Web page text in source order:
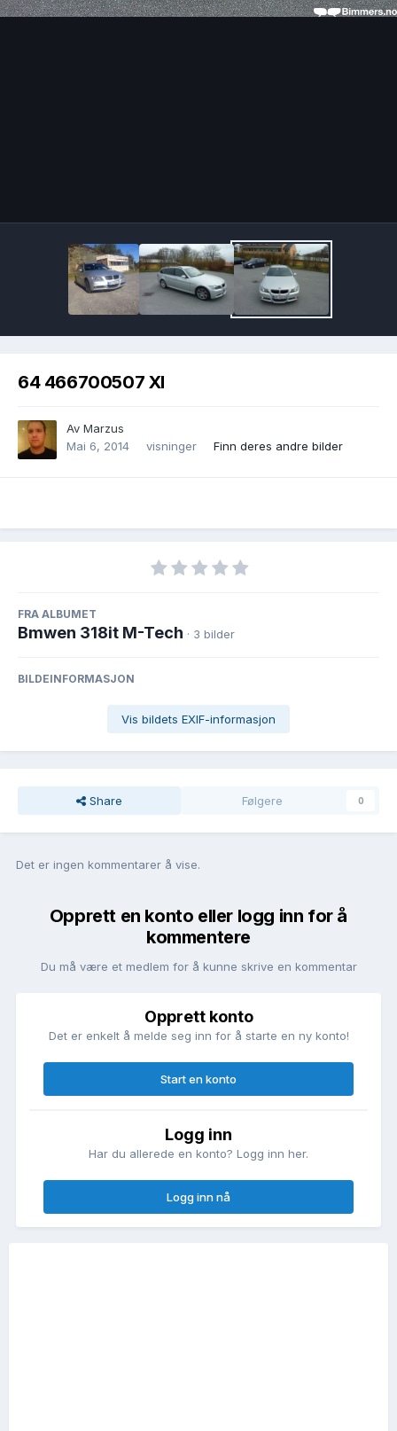
64 466700507 Xl
Av Marzus
Mai 6, 2014
visninger Finn deres andre bilder
FRA ALBUMET
Bmwen 318it M-Tech · 3 bilder
BILDEINFORMASJON
Vis bildets EXIF-informasjon
Share Følgere 0
Det er ingen kommentarer å vise.
Opprett en konto eller logg inn for å
kommentere
Du må være et medlem for å kunne skrive en kommentar
Opprett konto
Det er enkelt å melde seg inn for å starte en ny konto!
Start en konto
Logg inn
Har du allerede en konto? Logg inn her.
Logg inn nå